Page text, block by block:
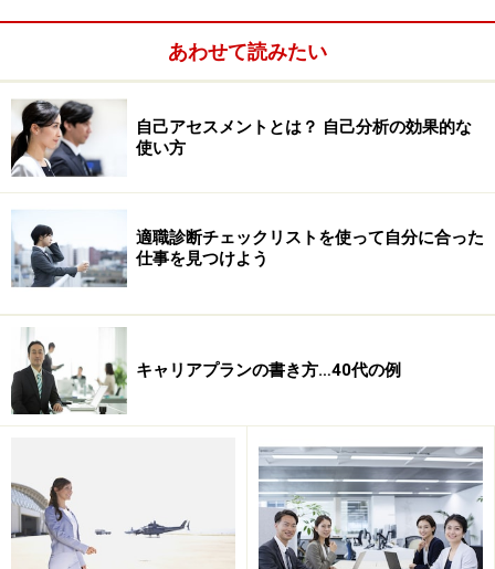
「７つの習慣」について記しましょう。
※記事内容は執筆時点のものです。最新の内容をご確認くださ
い。
あわせて読みたい
自己アセスメントとは？ 自己分析の効果的な
使い方
適職診断チェックリストを使って自分に合った
仕事を見つけよう
キャリアプランの書き方…40代の例